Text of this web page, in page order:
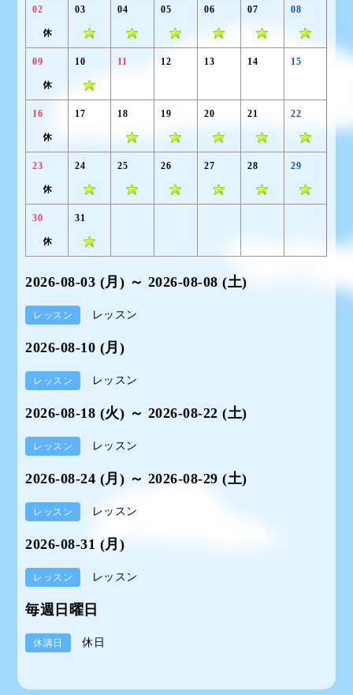
02 03 04 05 06 07 08
09 10 11 12 13 14 15
16 17 18 19 20 21 22
23 24 25 26 27 28 29
30 31
2026-08-03 (月) ～ 2026-08-08 (土)
レッスン レッスン
2026-08-10 (月)
レッスン レッスン
2026-08-18 (火) ～ 2026-08-22 (土)
レッスン レッスン
2026-08-24 (月) ～ 2026-08-29 (土)
レッスン レッスン
2026-08-31 (月)
レッスン レッスン
毎週日曜日
休講日 休日